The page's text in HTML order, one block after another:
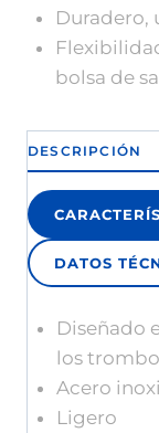
Duradero,
bolsa de
DESCRIPCIÓN
DATOS
Diseñado
los
Acero
Ligero